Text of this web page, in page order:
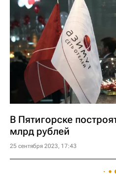
В Пятигорске
млрд рублей
25 сентября 2023, 17:43